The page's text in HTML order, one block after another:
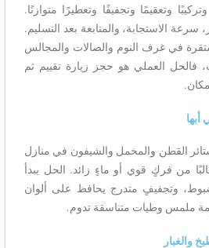
وتعقيمًا وتجفيفًا وتعطيرًا متوازنًا.
سرعة الاستجابة، والمتابعة بعد التسليم.
في غرف النوم والصالات والمجالس
فالحل العملي هو حجز زيارة تقييم ثم
أبها
القطن والمخمل والشيفون في منازل
من فركٍ قوي أو ماءٍ زائد. الحل يبدأ
وتجفيفٍ متدرج يحافظ على ألوان
ملمس وطيات متناسقة تدوم.
والغبار